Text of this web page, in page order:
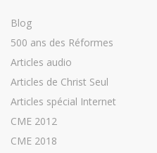
Blog
500 ans des Réformes
Articles audio
Articles de Christ Seul
Articles spécial Internet
CME 2012
CME 2018